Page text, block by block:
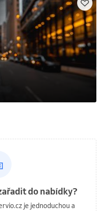
do nabídky?
je jednoduchou a